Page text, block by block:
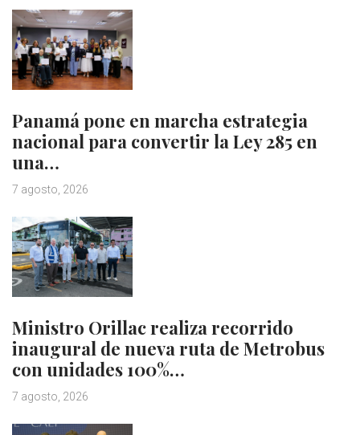
Panamá pone en marcha estrategia
nacional para convertir la Ley 285 en
una…
7 agosto, 2026
Ministro Orillac realiza recorrido
inaugural de nueva ruta de Metrobus
con unidades 100%…
7 agosto, 2026